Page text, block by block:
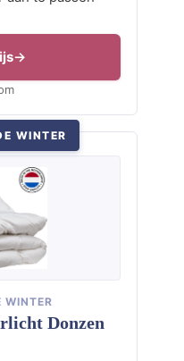
WINTER
WINTER
Donzen